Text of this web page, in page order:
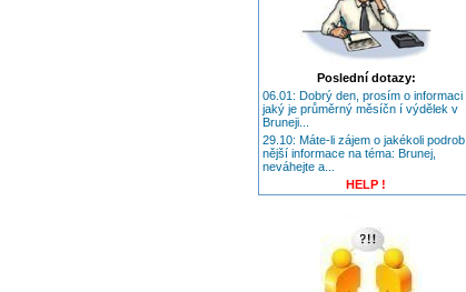
Poslední dotazy:
06.01: Dobrý den, prosím o informaci
jaký je průměrný měsíčn í výdělek v
Bruneji...
29.10: Máte-li zájem o jakékoli podrob
nější informace na téma: Brunej,
neváhejte a...
HELP !